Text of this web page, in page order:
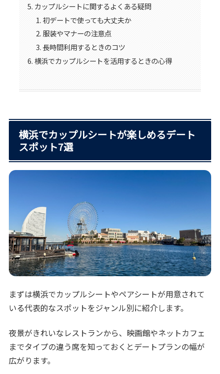
カップルシートに関するよくある疑問
初デートで使っても大丈夫か
服装やマナーの注意点
長時間利用するときのコツ
横浜でカップルシートを活用するときの心得
横浜でカップルシートが楽しめるデート
スポット7選
まずは横浜でカップルシートやペアシートが用意されて
いる代表的なスポットをジャンル別に紹介します。
夜景がきれいなレストランから、映画館やネットカフェ
までタイプの違う席を知っておくとデートプランの幅が
広がります。